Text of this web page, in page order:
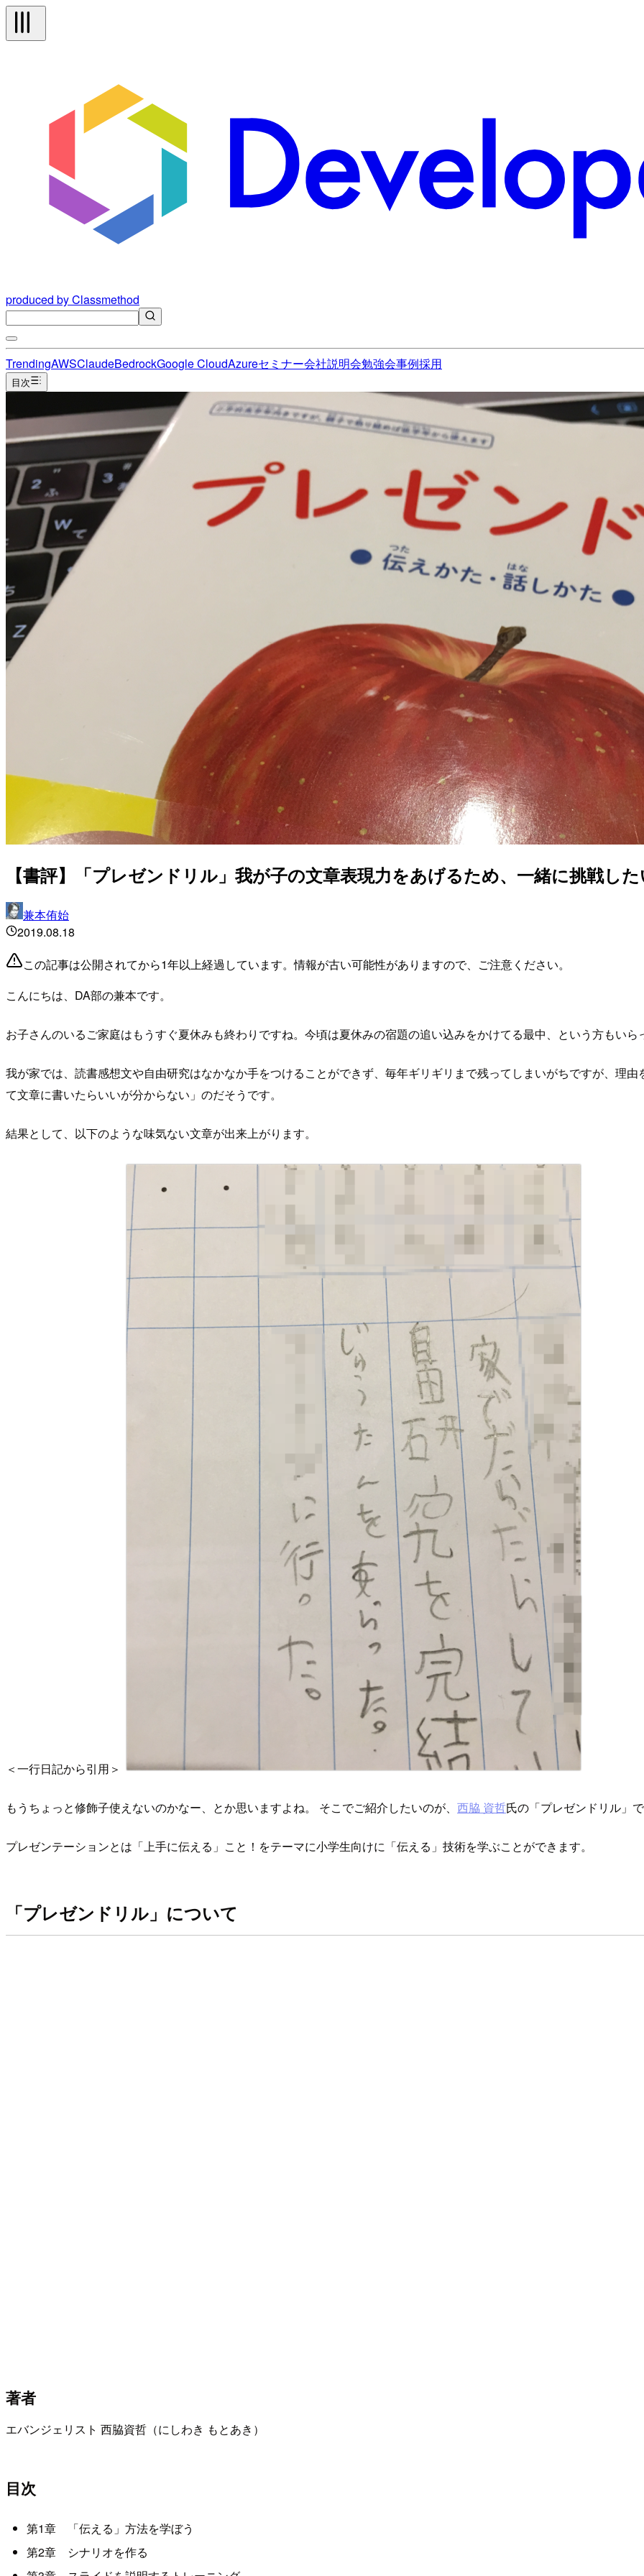
produced by Classmethod
TrendingAWSClaudeBedrockGoogle CloudAzureセミナー会社説明会勉強会事例採用
目次
【書評】「プレゼンドリル」我が子の文章表現力をあげるため、一緒に挑戦し
兼本侑始
2019.08.18
この記事は公開されてから1年以上経過しています。情報が古い可能性がありますので、ご注意ください。
こんにちは、DA部の兼本です。
お子さんのいるご家庭はもうすぐ夏休みも終わりですね。今頃は夏休みの宿題の追い込みをかけてる最中、という方もい
我が家では、読書感想文や自由研究はなかなか手をつけることができず、毎年ギリギリまで残ってしまいがちですが、理
て文章に書いたらいいが分からない」のだそうです。
結果として、以下のような味気ない文章が出来上がります。
＜一行日記から引用＞
もうちょっと修飾子使えないのかなー、とか思いますよね。 そこでご紹介したいのが、 西脇 資哲氏の「プレゼンドリル」
プレゼンテーションとは「上手に伝える」こと！をテーマに小学生向けに「伝える」技術を学ぶことができます。
「プレゼンドリル」について
著者
エバンジェリスト 西脇資哲（にしわき もとあき）
目次
第1章 「伝える」方法を学ぼう
第2章 シナリオを作る